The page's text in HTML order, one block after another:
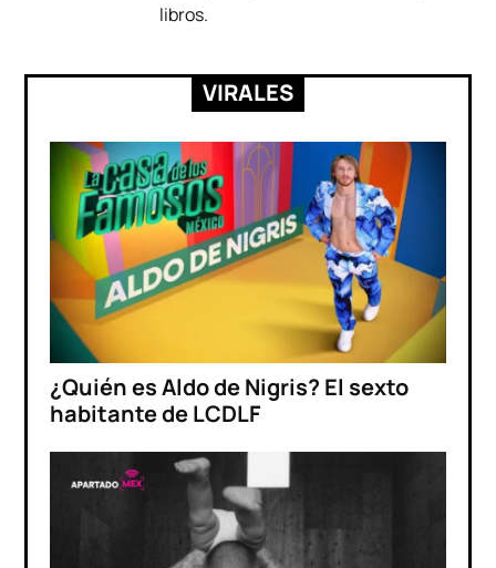
libros.
VIRALES
¿Quién es Aldo de Nigris? El sexto
habitante de LCDLF